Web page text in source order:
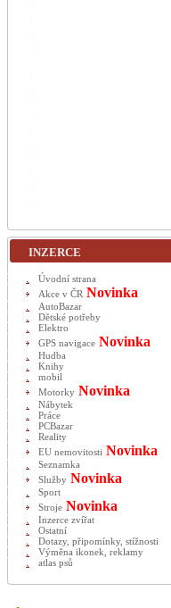
INZERCE
Úvodní strana
Akce v ČR Novinka
AutoBazar
Dětské potřeby
Elektro
GPS navigace Novinka
Hudba
Knihy
mobil
Motorky Novinka
Nábytek
Práce
PCBazar
Reality
EU nemovitosti Novinka
Seznamka
Služby Novinka
Sport
Stroje Novinka
Inzerce zvířat
Ostatní
Dotazy, připomínky, stížnosti
Výměna ikonek, reklamy
atlas psů